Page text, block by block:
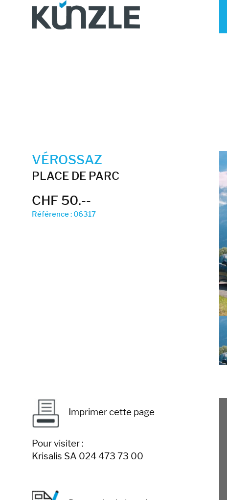
VÉROSSAZ
PLACE DE PARC
CHF 50.--
Référence : 06317
Imprimer cette page
Pour visiter :
Krisalis SA 024 473 73 00